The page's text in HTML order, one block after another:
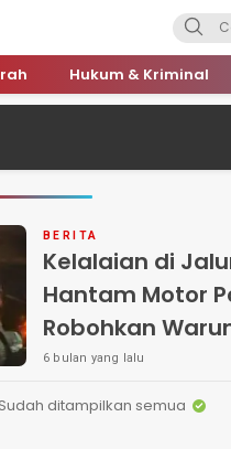
Hukum & Kriminal
BERITA
Kelalaian di Jalur
Hantam Motor
Robohkan
Warga
6 bulan yang lalu
Sudah ditampilkan semua